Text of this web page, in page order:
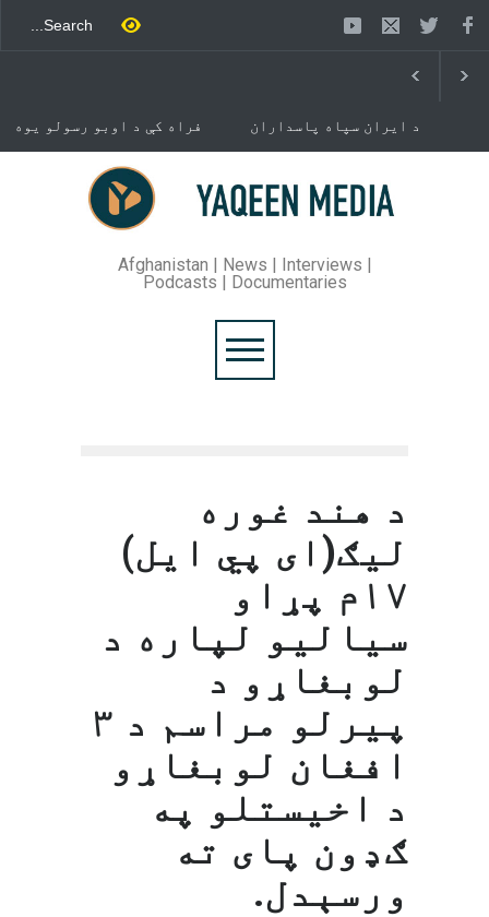
فراه کې د اوبو رسولو یوه
د ایران سپاه پاسداران
د تندلارې فلسطينۍ ډلې د
هنيه په
تهران کې وژل شوی دی.
خوست کې د غلام خان لار
بیرته خلاصه شوه
Afghanistan | News | Interviews |
Podcasts | Documentaries
د هند غوره
لیګ(ای پي ایل)
۱۷م پړاو
سیالیو لپاره د
لوبغاړو د
پیرلو مراسم د ۳
افغان لوبغاړو
د اخیستلو په
ګډون پای ته
ورسېدل.